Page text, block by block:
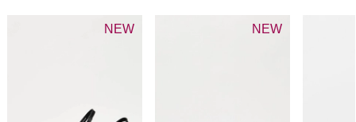
NEW NEW